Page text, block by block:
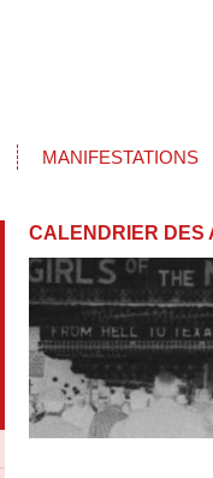
MANIFESTATIONS
CALENDRIER DES